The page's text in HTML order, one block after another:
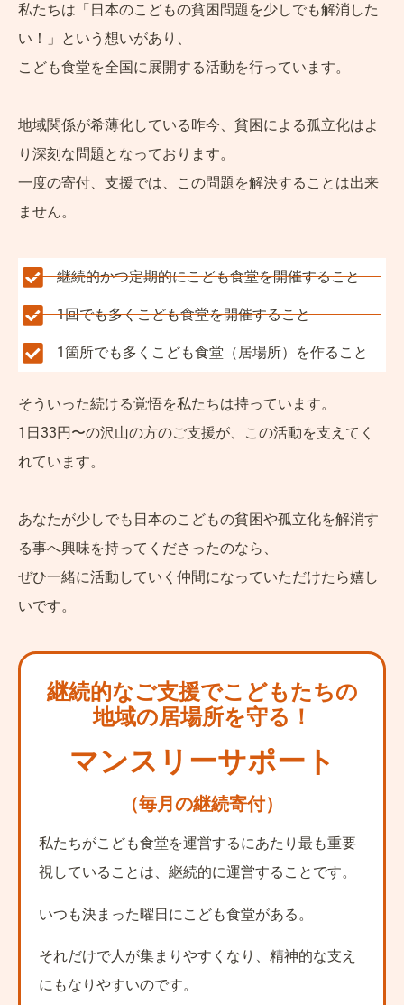
私たちは「日本のこどもの貧困問題を少しでも解消した
い！」という想いがあり、
こども食堂を全国に展開する活動を行っています。
地域関係が希薄化している昨今、貧困による孤立化はよ
り深刻な問題となっております。
一度の寄付、支援では、この問題を解決することは出来
ません。
継続的かつ定期的にこども食堂を開催すること
1回でも多くこども食堂を開催すること
1箇所でも多くこども食堂（居場所）を作ること
そういった続ける覚悟を私たちは持っています。
1日33円〜の沢山の方のご支援が、この活動を支えてく
れています。
あなたが少しでも日本のこどもの貧困や孤立化を解消す
る事へ興味を持ってくださったのなら、
ぜひ一緒に活動していく仲間になっていただけたら嬉し
いです。
継続的なご支援でこどもたちの
地域の居場所を守る！
マンスリーサポート
（毎月の継続寄付）
私たちがこども食堂を運営するにあたり 最も重要
視していることは、 継続的に運営すること です。
いつも決まった曜日にこども食堂がある。
それだけで人が集まりやすくなり、 精神的な支え
にもなりやすいのです。